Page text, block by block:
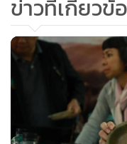
คุณภาพ รูปแบบ และลด
ผลิตชามกาบไม้ไผ่ได้ ป
ซึ่งถือว่าน้อย ไม่เพียงพ
อุทยานศรีน่าน ในช่วงฤ
ตลาดประมาณเท่าตัว
ข่าวที่เกี่ยวข้